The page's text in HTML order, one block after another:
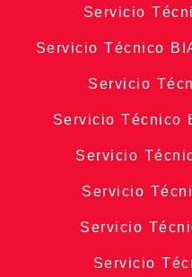
Servicio
Servicio Técnico
Servicio
Servicio Técnico
Servicio
Servicio
Servicio
Servicio